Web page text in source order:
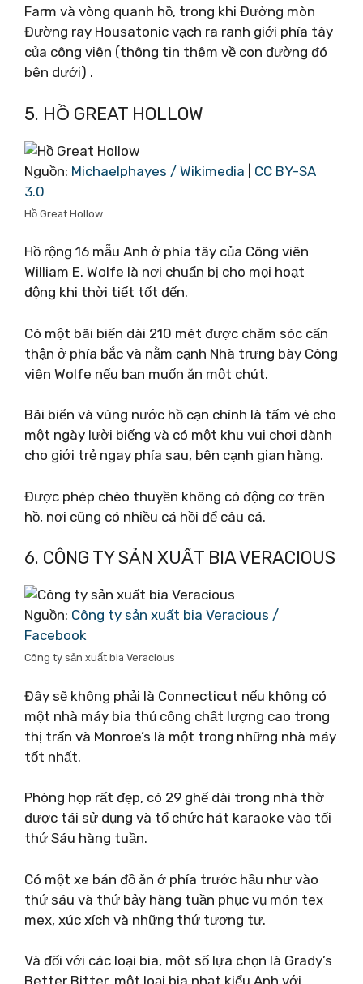
Farm và vòng quanh hồ, trong khi Đường mòn
Đường ray Housatonic vạch ra ranh giới phía tây
của công viên (thông tin thêm về con đường đó
bên dưới) .
5. HỒ GREAT HOLLOW
Nguồn: Michaelphayes / Wikimedia
CC BY-SA
3.0
Hồ Great Hollow
Hồ rộng 16 mẫu Anh ở phía tây của Công viên
William E. Wolfe là nơi chuẩn bị cho mọi hoạt
động khi thời tiết tốt đến.
Có một bãi biển dài 210 mét được chăm sóc cẩn
thận ở phía bắc và nằm cạnh Nhà trưng bày Công
viên Wolfe nếu bạn muốn ăn một chút.
Bãi biển và vùng nước hồ cạn chính là tấm vé cho
một ngày lười biếng và có một khu vui chơi dành
cho giới trẻ ngay phía sau, bên cạnh gian hàng.
Được phép chèo thuyền không có động cơ trên
hồ, nơi cũng có nhiều cá hồi để câu cá.
6. CÔNG TY SẢN XUẤT BIA VERACIOUS
Nguồn: Công ty sản xuất bia Veracious /
Facebook
Công ty sản xuất bia Veracious
Đây sẽ không phải là Connecticut nếu không có
một nhà máy bia thủ công chất lượng cao trong
thị trấn và Monroe’s là một trong những nhà máy
tốt nhất.
Phòng họp rất đẹp, có 29 ghế dài trong nhà thờ
được tái sử dụng và tổ chức hát karaoke vào tối
thứ Sáu hàng tuần.
Có một xe bán đồ ăn ở phía trước hầu như vào
thứ sáu và thứ bảy hàng tuần phục vụ món tex
mex, xúc xích và những thứ tương tự.
Và đối với các loại bia, một số lựa chọn là Grady’s
Better Bitter, một loại bia nhạt kiểu Anh với